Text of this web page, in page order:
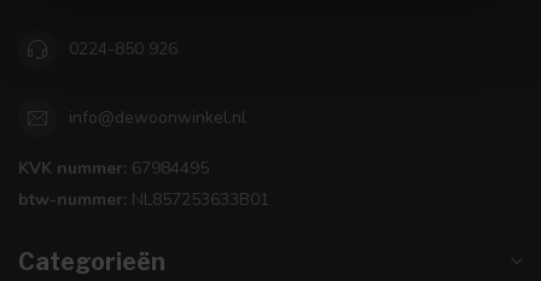
0224-850 926
info@dewoonwinkel.nl
KVK nummer: 67984495
btw-nummer: NL857253633B01
Categorieën